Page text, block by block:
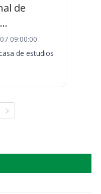
de
09:00:00
de estudios